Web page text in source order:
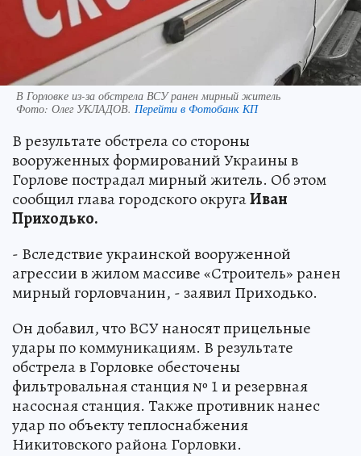
В Горловке из-за обстрела ВСУ ранен мирный житель
Фото: Олег УКЛАДОВ. Перейти в Фотобанк КП
В результате обстрела со стороны
вооруженных формирований Украины в
Горлове пострадал мирный житель. Об этом
сообщил глава городского округаИван
Приходько.
- Вследствие украинской вооруженной
агрессии в жилом массиве «Строитель» ранен
мирный горловчанин, - заявил Приходько.
Он добавил, что ВСУ наносят прицельные
удары по коммуникациям. В результате
обстрела в Горловке обесточены
фильтровальная станция № 1 и резервная
насосная станция. Также противник нанес
удар по объекту теплоснабжения
Никитовского района Горловки.